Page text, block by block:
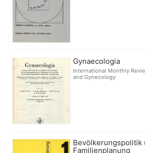
Gynaecologia
International Monthly
and Gynecology
Bevölkerungspolitik
Familienplanung